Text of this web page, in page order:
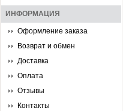
ИНФОРМАЦИЯ
Оформление заказа
Возврат и обмен
Доставка
Оплата
Отзывы
Контакты